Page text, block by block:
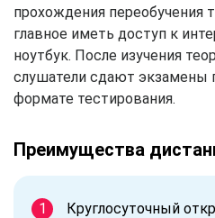
прохождения переобучения
главное иметь доступ к
ноутбук. После изучения
слушатели сдают
формате тестирования.
Преимущества
Круглосуточный